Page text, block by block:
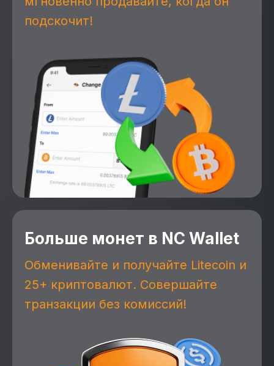
подскочит!
Больше монет в NC Wallet
Обменивайте и получайте Litecoin и
25+ криптовалют. Совершайте
транзакции без комиссий!